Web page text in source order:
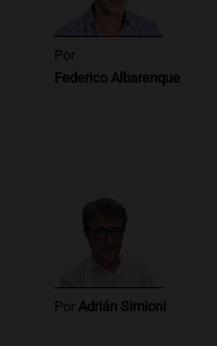
Por
Federico Albarenque
Por Adrián Simioni